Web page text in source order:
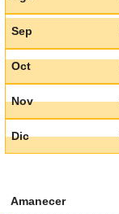
Sep
Oct
Nov
Dic
Amanecer